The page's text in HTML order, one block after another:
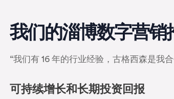
我们的淄博数字营销
“我们有 16 年的行业经验，古格西森是我
可持续增长和长期投资回报